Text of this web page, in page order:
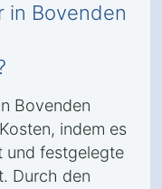
in Bovenden
Bovenden
indem es
und festgelegte
Durch den